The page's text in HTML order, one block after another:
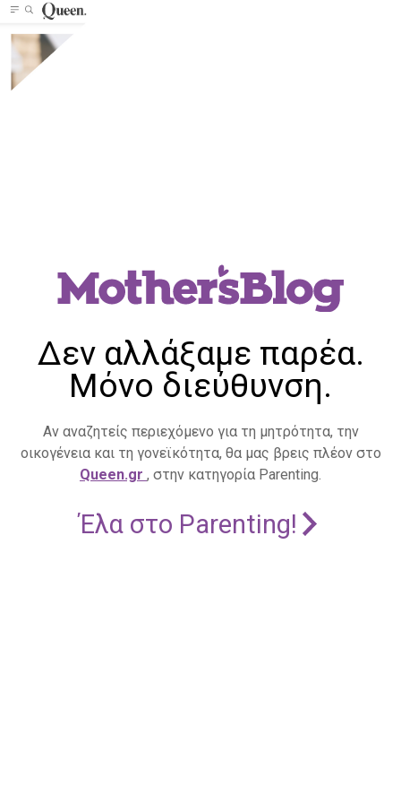
Δεν αλλάξαμε παρέα.
Μόνο διεύθυνση.
Αν αναζητείς περιεχόμενο για τη μητρότητα, την
οικογένεια και τη γονεϊκότητα, θα μας βρεις πλέον στο
Queen.gr , στην κατηγορία Parenting.
Έλα στο Parenting!